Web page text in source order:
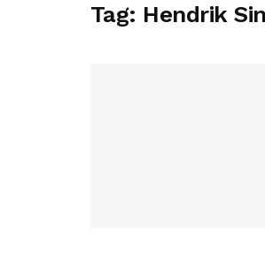
Tag: Hendrik